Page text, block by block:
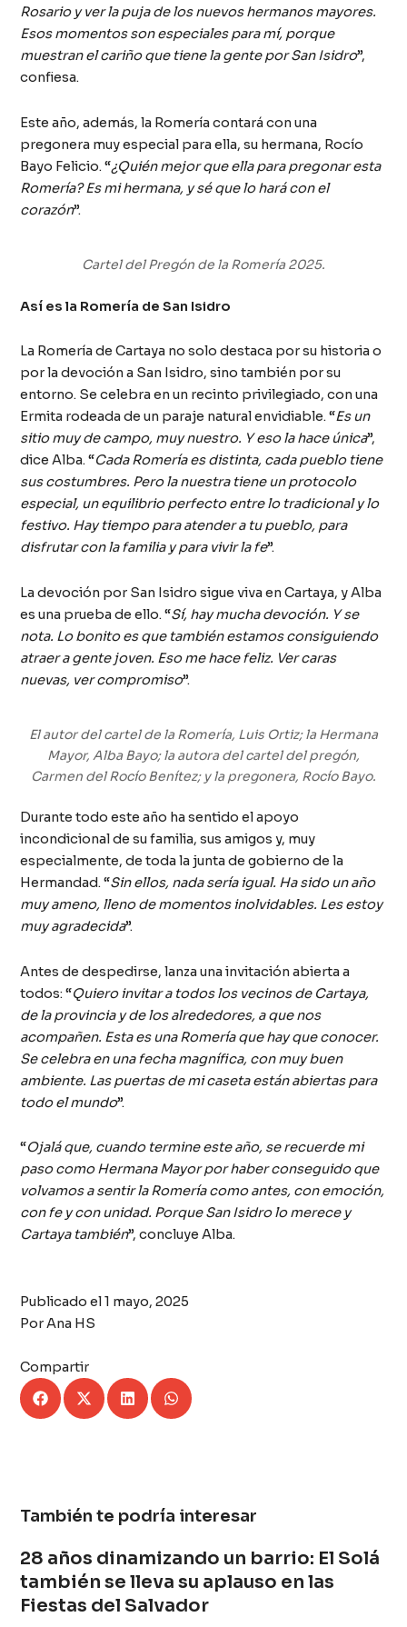
Rosario y ver la puja de los nuevos hermanos mayores.
Esos momentos son especiales para mí, porque
muestran el cariño que tiene la gente por San Isidro”,
confiesa.
Este año, además, la Romería contará con una
pregonera muy especial para ella, su hermana, Rocío
Bayo Felicio. “¿Quién mejor que ella para pregonar esta
Romería? Es mi hermana, y sé que lo hará con el
corazón”.
Cartel del Pregón de la Romería 2025.
Así es la Romería de San Isidro
La Romería de Cartaya no solo destaca por su historia o
por la devoción a San Isidro, sino también por su
entorno. Se celebra en un recinto privilegiado, con una
Ermita rodeada de un paraje natural envidiable. “Es un
sitio muy de campo, muy nuestro. Y eso la hace única”,
dice Alba. “Cada Romería es distinta, cada pueblo tiene
sus costumbres. Pero la nuestra tiene un protocolo
especial, un equilibrio perfecto entre lo tradicional y lo
festivo. Hay tiempo para atender a tu pueblo, para
disfrutar con la familia y para vivir la fe”.
La devoción por San Isidro sigue viva en Cartaya, y Alba
es una prueba de ello. “Sí, hay mucha devoción. Y se
nota. Lo bonito es que también estamos consiguiendo
atraer a gente joven. Eso me hace feliz. Ver caras
nuevas, ver compromiso”.
El autor del cartel de la Romería, Luis Ortiz; la Hermana
Mayor, Alba Bayo; la autora del cartel del pregón,
Carmen del Rocío Benítez; y la pregonera, Rocío Bayo.
Durante todo este año ha sentido el apoyo
incondicional de su familia, sus amigos y, muy
especialmente, de toda la junta de gobierno de la
Hermandad. “Sin ellos, nada sería igual. Ha sido un año
muy ameno, lleno de momentos inolvidables. Les estoy
muy agradecida”.
Antes de despedirse, lanza una invitación abierta a
todos: “Quiero invitar a todos los vecinos de Cartaya,
de la provincia y de los alrededores, a que nos
acompañen. Esta es una Romería que hay que conocer.
Se celebra en una fecha magnífica, con muy buen
ambiente. Las puertas de mi caseta están abiertas para
todo el mundo”.
“Ojalá que, cuando termine este año, se recuerde mi
paso como Hermana Mayor por haber conseguido que
volvamos a sentir la Romería como antes, con emoción,
con fe y con unidad. Porque San Isidro lo merece y
Cartaya también”, concluye Alba.
Publicado el1 mayo, 2025
PorAna HS
Compartir
También te podría interesar
28 años dinamizando un barrio: El Solá
también se lleva su aplauso en las
Fiestas del Salvador